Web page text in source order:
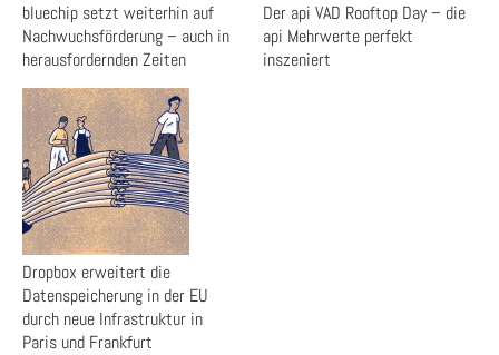
bluechip setzt weiterhin auf
Nachwuchsförderung – auch in
herausfordernden Zeiten
Der api VAD Rooftop Day – die
api Mehrwerte perfekt
inszeniert
Dropbox erweitert die
Datenspeicherung in der EU
durch neue Infrastruktur in
Paris und Frankfurt